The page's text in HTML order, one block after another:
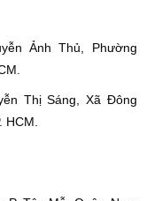
Ảnh Thủ, Phường
Thị Sáng, Xã Đông